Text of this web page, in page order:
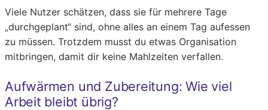
Viele Nutzer schätzen, dass sie für mehrere Tage
„durchgeplant“ sind, ohne alles an einem Tag aufessen
zu müssen. Trotzdem musst du etwas Organisation
mitbringen, damit dir keine Mahlzeiten verfallen.
Aufwärmen und Zubereitung: Wie viel
Arbeit bleibt übrig?